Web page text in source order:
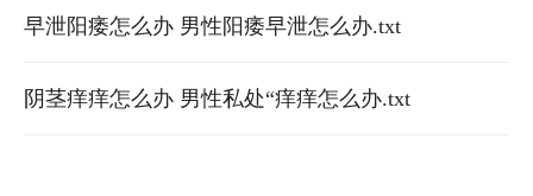
个月运势
2022年运势及运程女性男性 2022年81年属鸡运势
早泄阳痿怎么办 男性阳痿早泄怎么办.txt
阴茎痒痒怎么办 男性私处“痒痒怎么办.txt